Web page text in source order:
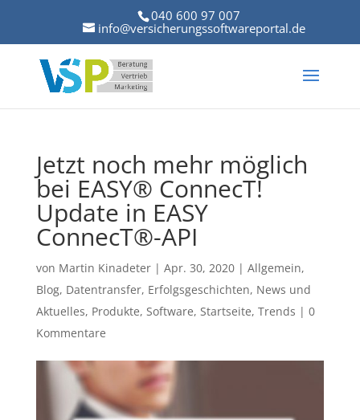
040 600 97 007
info@versicherungssoftwareportal.de
Jetzt noch mehr möglich
bei EASY® ConnecT!
Update in EASY
ConnecT®-API
von Martin Kinadeter| Apr. 30, 2020| Allgemein,
Blog, Datentransfer, Erfolgsgeschichten, News und
Aktuelles, Produkte, Software, Startseite, Trends | 0
Kommentare